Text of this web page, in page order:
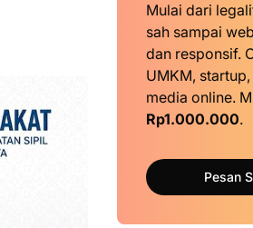
Mulai dari
sah sampai
dan responsif.
UMKM,
media online.
Rp1.000.000.
Pesan